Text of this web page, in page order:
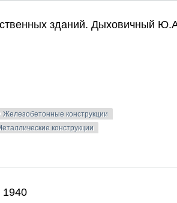
зданий. Дыховичный
Железобетонные конструкции
конструкции
1940